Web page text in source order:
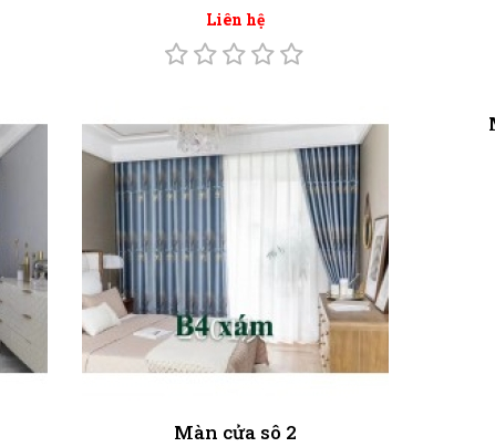
Liên hệ
Màn cửa sô 2